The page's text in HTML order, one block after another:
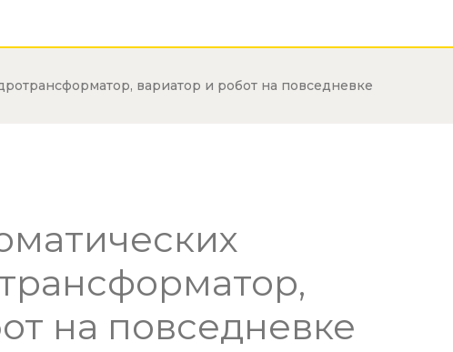
вариатор и робот на повседневке
на повседневке